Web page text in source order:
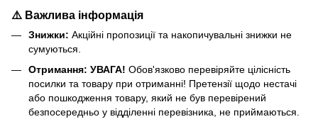
⚠️ Важлива інформація
Знижки: Акційні пропозиції та накопичувальні знижки не
сумуються.
Отримання: УВАГА! Обов'язково перевіряйте цілісність
посилки та товару при отриманні! Претензії щодо нестачі
або пошкодження товару, який не був перевірений
безпосередньо у відділенні перевізника, не приймаються.